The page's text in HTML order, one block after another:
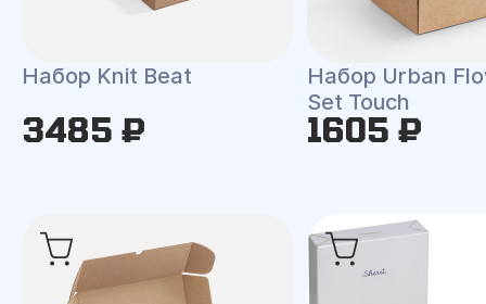
Набор Knit Beat
3485 ₽
Набор Urban
Set Touch
1605 ₽